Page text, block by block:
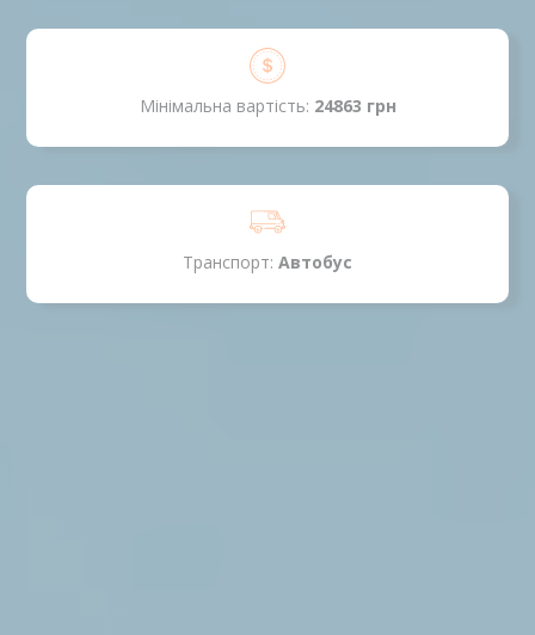
Мінімальна вартість: 24863 грн
Транспорт: Автобус